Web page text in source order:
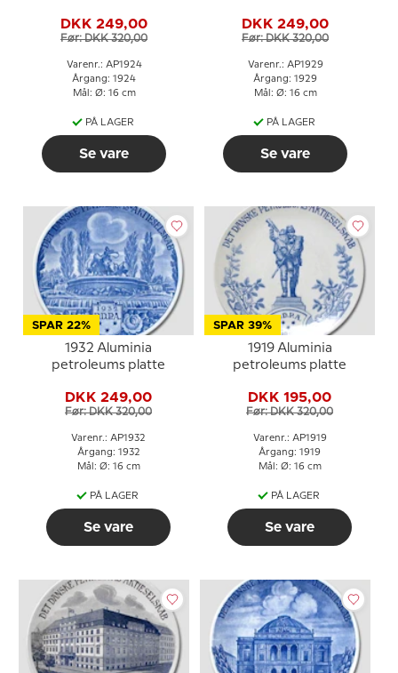
DKK 249,00
Før: DKK 320,00
Varenr.: AP1924
Årgang: 1924
Mål: Ø: 16 cm
PÅ LAGER
Se vare
DKK 249,00
Før: DKK 320,00
Varenr.: AP1929
Årgang: 1929
Mål: Ø: 16 cm
PÅ LAGER
Se vare
SPAR 22%
1932 Aluminia
petroleums platte
DKK 249,00
Før: DKK 320,00
Varenr.: AP1932
Årgang: 1932
Mål: Ø: 16 cm
PÅ LAGER
Se vare
SPAR 39%
1919 Aluminia
petroleums platte
DKK 195,00
Før: DKK 320,00
Varenr.: AP1919
Årgang: 1919
Mål: Ø: 16 cm
PÅ LAGER
Se vare